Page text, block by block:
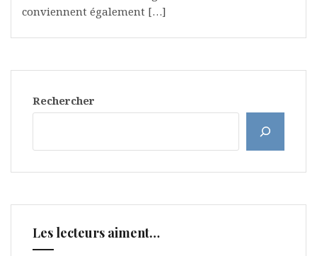
conviennent également […]
Rechercher
Les lecteurs aiment…